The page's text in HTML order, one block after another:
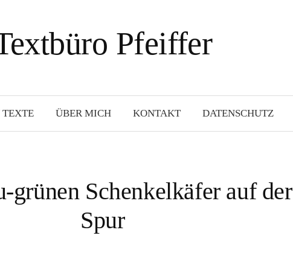
Pfeiffer
TEXTE ÜBER MICH KONTAKT DATENSCHUTZ
grünen Schenkelkäfer auf der
Spur